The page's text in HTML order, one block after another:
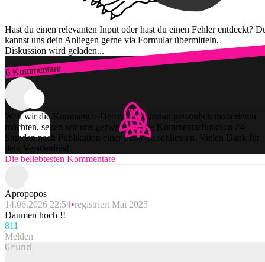
Hast du einen relevanten Input oder hast du einen Fehler entdeckt?
kannst uns dein Anliegen gerne via Formular übermitteln.
Diskussion wird geladen...
6 Kommentare
Zum Login
Weil wir die Kommentar-Debatten weiterhin persönlich moderieren
möchten, sehen wir uns gezwungen, die Kommentarfunktion 24
Stunden nach Publikation einer Story zu schliessen. Vielen Dank für
dein Verständnis!
Die beliebtesten Kommentare
Apropopos
14.06.2026 22:54 registriert Mai 2025
Daumen hoch !!
811
Melden